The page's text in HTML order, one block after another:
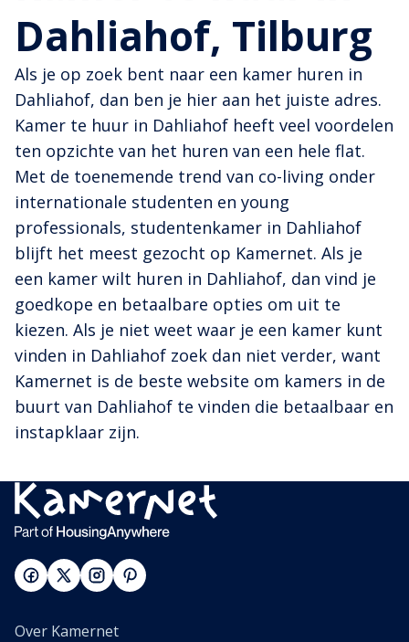
Dahliahof, Tilburg
Als je op zoek bent naar een kamer huren in
Dahliahof, dan ben je hier aan het juiste adres.
Kamer te huur in Dahliahof heeft veel voordelen
ten opzichte van het huren van een hele flat.
Met de toenemende trend van co-living onder
internationale studenten en young
professionals, studentenkamer in Dahliahof
blijft het meest gezocht op Kamernet. Als je
een kamer wilt huren in Dahliahof, dan vind je
goedkope en betaalbare opties om uit te
kiezen. Als je niet weet waar je een kamer kunt
vinden in Dahliahof zoek dan niet verder, want
Kamernet is de beste website om kamers in de
buurt van Dahliahof te vinden die betaalbaar en
instapklaar zijn.
Over Kamernet